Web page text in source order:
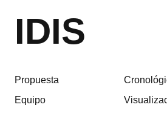
IDIS
Propuesta
Equipo